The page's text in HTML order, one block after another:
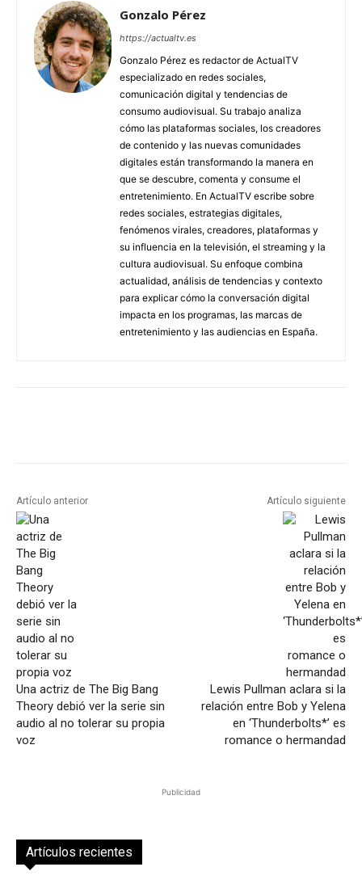
Gonzalo Pérez
https://actualtv.es
Gonzalo Pérez es redactor de ActualTV
especializado en redes sociales,
comunicación digital y tendencias de
consumo audiovisual. Su trabajo analiza
cómo las plataformas sociales, los creadores
de contenido y las nuevas comunidades
digitales están transformando la manera en
que se descubre, comenta y consume el
entretenimiento. En ActualTV escribe sobre
redes sociales, estrategias digitales,
fenómenos virales, creadores, plataformas y
su influencia en la televisión, el streaming y la
cultura audiovisual. Su enfoque combina
actualidad, análisis de tendencias y contexto
para explicar cómo la conversación digital
impacta en los programas, las marcas de
entretenimiento y las audiencias en España.
Artículo anterior
Una actriz de The Big Bang
Theory debió ver la serie sin
audio al no tolerar su propia
voz
Artículo siguiente
Lewis Pullman aclara si la
relación entre Bob y Yelena
en ‘Thunderbolts*’ es
romance o hermandad
Publicidad
Artículos recientes